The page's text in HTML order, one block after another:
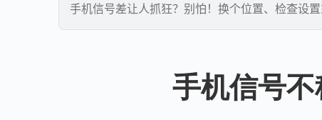
手机信号差让人抓狂？别怕！换个位置、检查设
手机信号不